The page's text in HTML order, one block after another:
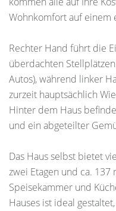
Wohnkomfort auf einem
Rechter Hand führt die
überdachten
Autos), während linker
zurzeit hauptsächlich
Hinter dem Haus
und ein abgeteilter
Das Haus selbst bietet
zwei Etagen und ca. 137
Speisekammer und
Hauses ist ideal